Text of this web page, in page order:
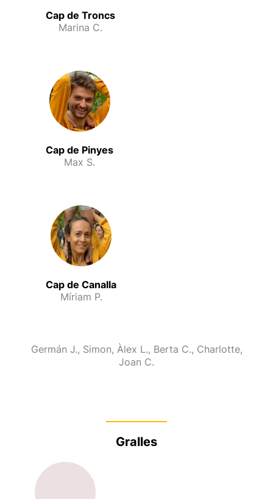
Cap de Troncs
Marina C.
Cap de Pinyes
Max S.
Cap de Canalla
Míriam P.
Germán J., Simon, Àlex L., Berta C., Charlotte,
Joan C.
Gralles